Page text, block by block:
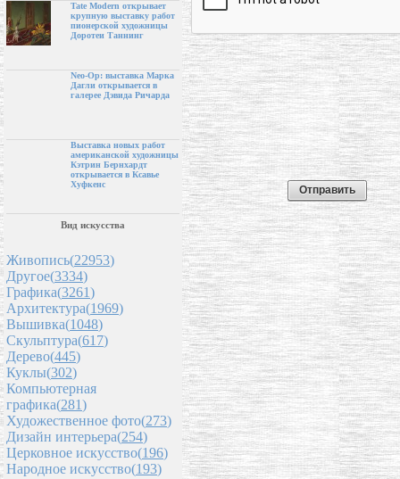
Tate Modern открывает
крупную выставку работ
пионерской художницы
Доротеи Таннинг
Neo-Op: выставка Марка
Дагли открывается в
галерее Дэвида Ричарда
Выставка новых работ
американской художницы
Кэтрин Бернхардт
открывается в Ксавье
Хуфкенс
Вид искусства
Живопись(22953)
Другое(3334)
Графика(3261)
Архитектура(1969)
Вышивка(1048)
Скульптура(617)
Дерево(445)
Куклы(302)
Компьютерная
графика(281)
Художественное фото(273)
Дизайн интерьера(254)
Церковное искусство(196)
Народное искусство(193)